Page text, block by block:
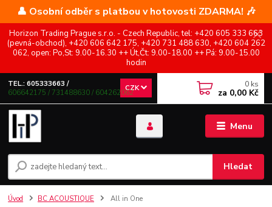
👤 Osobní odběr s platbou v hotovosti ZDARMA! 🎶
Horizon Trading Prague s.r.o. - Czech Republic, tel: +420 605 333 663
(pevná-obchod), +420 606 642 175, +420 731 488 630, +420 604 262
062, open: Po,St: 9.00-16.30 ++ Út,Čt: 9.00-18.00 ++ Pá: 9.00-15.00
hodin
Menu
CZK
Hledat
TEL.: 605333663 /
606642175 / 731488630 / 604262062
0 ks
za 0,00 Kč
Úvod BC ACOUSTIQUE All in One